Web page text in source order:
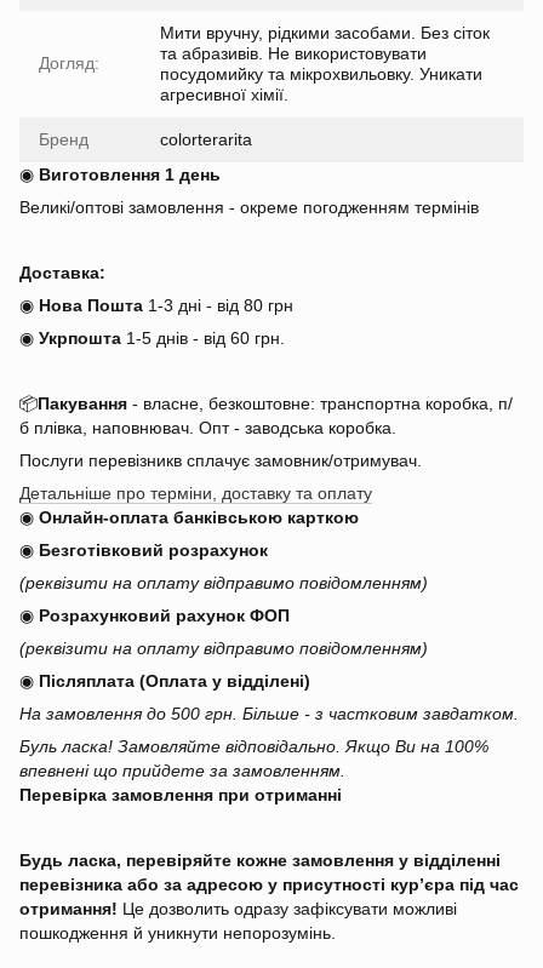
Догляд:
Мити вручну, рідкими засобами. Без сіток
та абразивів. Не використовувати
посудомийку та мікрохвильовку. Уникати
агресивної хімії.
Бренд
colorterarita
◉ Виготовлення 1 день
Великі/оптові замовлення - окреме погодженням термінів
Доставка:
◉ Нова Пошта 1-3 дні - від 80 грн
◉ Укрпошта 1-5 днів - від 60 грн.
📦Пакування - власне, безкоштовне: транспортна коробка, п/
б плівка, наповнювач. Опт - заводська коробка.
Послуги перевізникв сплачує замовник/отримувач.
Детальніше про терміни, доставку та оплату
◉ Онлайн-оплата банківською карткою
◉ Безготівковий розрахунок
(реквізити на оплату відправимо повідомленням)
◉ Розрахунковий рахунок ФОП
(реквізити на оплату відправимо повідомленням)
◉ Післяплата (Оплата у відділені)
На замовлення до 500 грн. Більше - з частковим завдатком.
Буль ласка! Замовляйте відповідально. Якщо Ви на 100%
впевнені що прийдете за замовленням.
Перевірка замовлення при отриманні
Будь ласка, перевіряйте кожне замовлення у відділенні
перевізника або за адресою у присутності кур’єра під час
отримання! Це дозволить одразу зафіксувати можливі
пошкодження й уникнути непорозумінь.